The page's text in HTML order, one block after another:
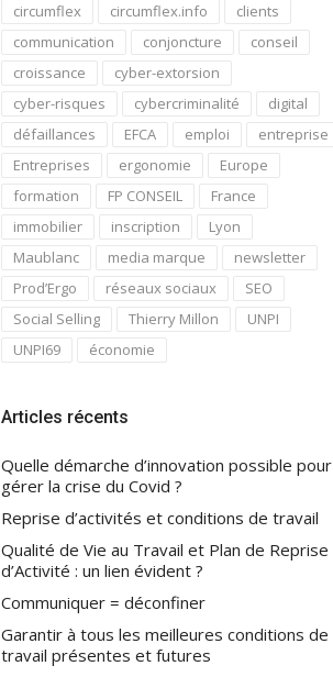
circumflex
circumflex.info
clients
communication
conjoncture
conseil
croissance
cyber-extorsion
cyber-risques
cybercriminalité
digital
défaillances
EFCA emploi
entreprise
Entreprises
ergonomie
Europe
formation
FP CONSEIL
France
immobilier
inscription
Lyon
Maublanc
media marque
newsletter
Prod’Ergo
réseaux sociaux
SEO
Social Selling
Thierry Millon
UNPI
UNPI69
économie
Articles récents
Quelle démarche d’innovation possible pour
gérer la crise du Covid ?
Reprise d’activités et conditions de travail
Qualité de Vie au Travail et Plan de Reprise
d’Activité : un lien évident ?
Communiquer = déconfiner
Garantir à tous les meilleures conditions de
travail présentes et futures